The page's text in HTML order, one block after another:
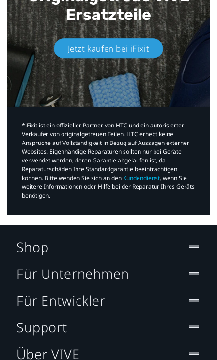
Ersatzteile
Jetzt kaufen bei iFixit​
*iFixit ist ein offizieller Partner von HTC und ein autorisierter
Verkäufer von originalgetreuen Teilen. HTC erhebt keine
Ansprüche auf Vollständigkeit in Bezug auf Aussagen externer
Websites. Eigenhändige Reparaturen sollten nur bei Geräte
verwendet werden, deren Garantie abgelaufen ist, da
Reparaturschäden Ihre Standardgarantie beeinträchtigen
können. Bitte wenden Sie sich an den Kundendienst, wenn Sie
weitere Informationen oder Hilfe bei der Reparatur Ihres Geräts
benötigen.​
Shop
Für Unternehmen
Für Entwickler
Support
Über VIVE